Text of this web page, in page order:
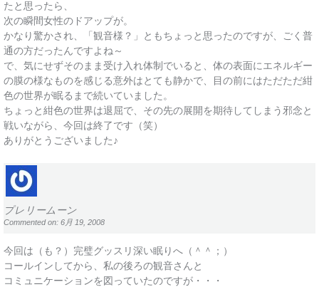
たと思ったら、
次の瞬間女性のドアップが。
かなり驚かされ、「観音様？」ともちょっと思ったのですが、ごく普
通の方だったんですよね～
で、気にせずそのまま受け入れ体制でいると、体の表面にエネルギー
の膜の様なものを感じる意外はとても静かで、目の前にはただただ紺
色の世界が眠るまで続いていました。
ちょっと紺色の世界は退屈で、その先の展開を期待してしまう邪念と
戦いながら、今回は終了です（笑）
ありがとうございました♪
プレリームーン
Commented on: 6月 19, 2008
今回は（も？）完璧グッスリ深い眠りへ（＾＾；）
コールインしてから、私の後ろの観音さんと
コミュニケーションを図っていたのですが・・・